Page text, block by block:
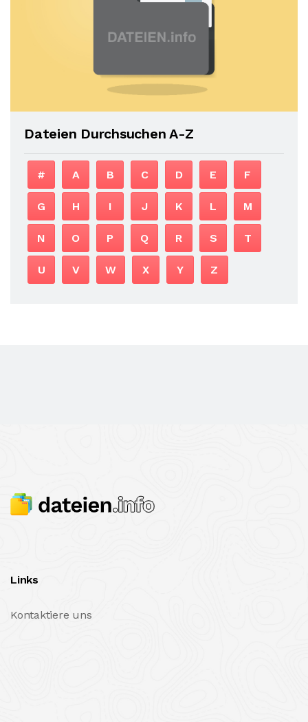
Dateien Durchsuchen A-Z
# A B C D E F
G H I J K L M
N O P Q R S T
U V W X Y Z
Links
Kontaktiere uns